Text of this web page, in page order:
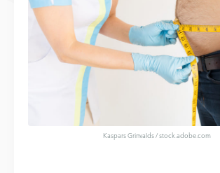
Kaspars Grinvalds / stock.adobe.com